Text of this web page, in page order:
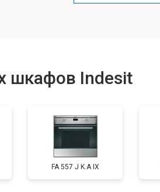
шкафов Indesit
FA 557 J K.A IX